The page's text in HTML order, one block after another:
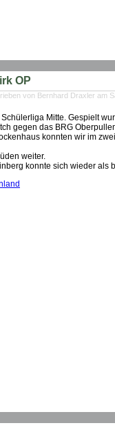
OP
von Bernhard Draxler am
Mitte. Gespielt
gegen das BRG
konnten wir im
weiter.
konnte sich wieder als